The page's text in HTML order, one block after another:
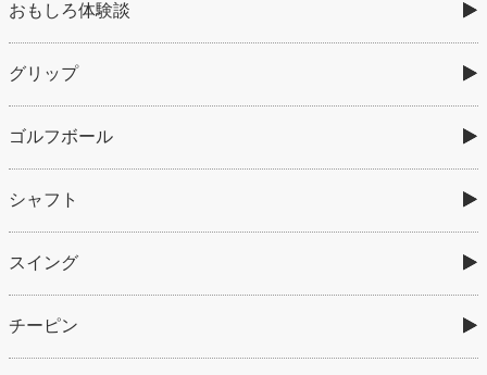
おもしろ体験談
グリップ
ゴルフボール
シャフト
スイング
チーピン